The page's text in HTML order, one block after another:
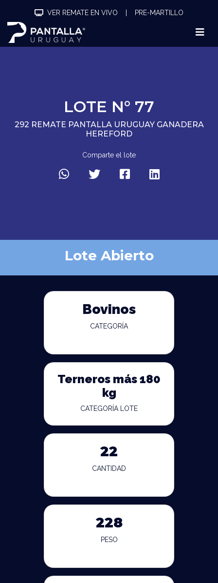
VER REMATE EN VIVO PRE-MARTILLO
LOTE N° 77
292 REMATE PANTALLA URUGUAY GANADERA
HEREFORD
Comparte el lote
Lote Abierto
Bovinos
CATEGORÍA
Terneros más 180
kg
CATEGORÍA LOTE
22
CANTIDAD
228
PESO